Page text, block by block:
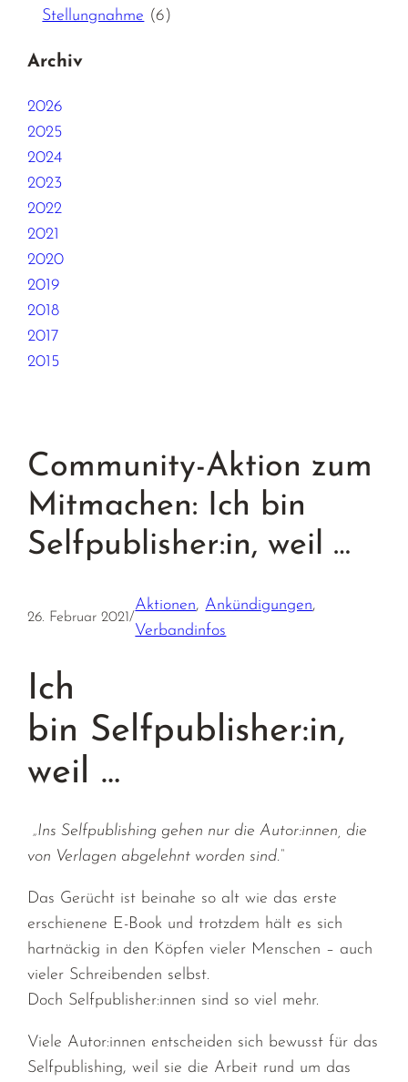
Stellungnahme (6)
Archiv
2026
2025
2024
2023
2022
2021
2020
2019
2018
2017
2015
Community-Aktion zum
Mitmachen: Ich bin
Selfpublisher:in, weil …
26. Februar 2021/
Aktionen, Ankündigungen
Verbandinfos
Ich
bin Selfpublisher:in,
weil …
„Ins Selfpublishing gehen nur die Autor:innen, die
von Verlagen abgelehnt worden sind.“
Das Gerücht ist beinahe so alt wie das erste
erschienene E-Book und trotzdem hält es sich
hartnäckig in den Köpfen vieler Menschen – auch
vieler Schreibenden selbst.
Doch Selfpublisher:innen sind so viel mehr.
Viele Autor:innen entscheiden sich bewusst für das
Selfpublishing, weil sie die Arbeit rund um das